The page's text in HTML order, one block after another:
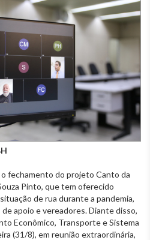
fechamento do projeto Canto da
Pinto, que tem oferecido
de rua durante a pandemia,
apoio e vereadores. Diante disso,
Econômico, Transporte e Sistema
(31/8), em reunião extraordinária,